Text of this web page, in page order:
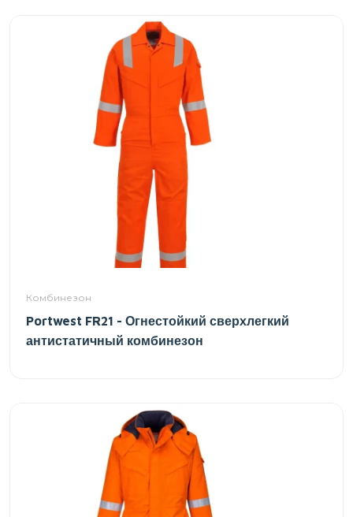
Комбинезон
Portwest FR21 - Огнестойкий сверхлегкий
антистатичный комбинезон